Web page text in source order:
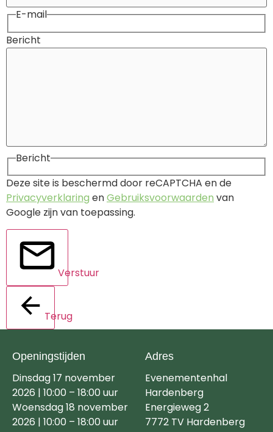
E-mail
Bericht
Bericht
Deze site is beschermd door reCAPTCHA en de
Privacyverklaring enGebruiksvoorwaarden van
Google zijn van toepassing.
Verstuur
Terug
Openingstijden
Dinsdag 17 november
2026 | 10:00 – 18:00 uur
Woensdag 18 november
2026 | 10:00 – 18:00 uur
Adres
Evenementenhal
Hardenberg
Energieweg 2
7772 TV Hardenberg